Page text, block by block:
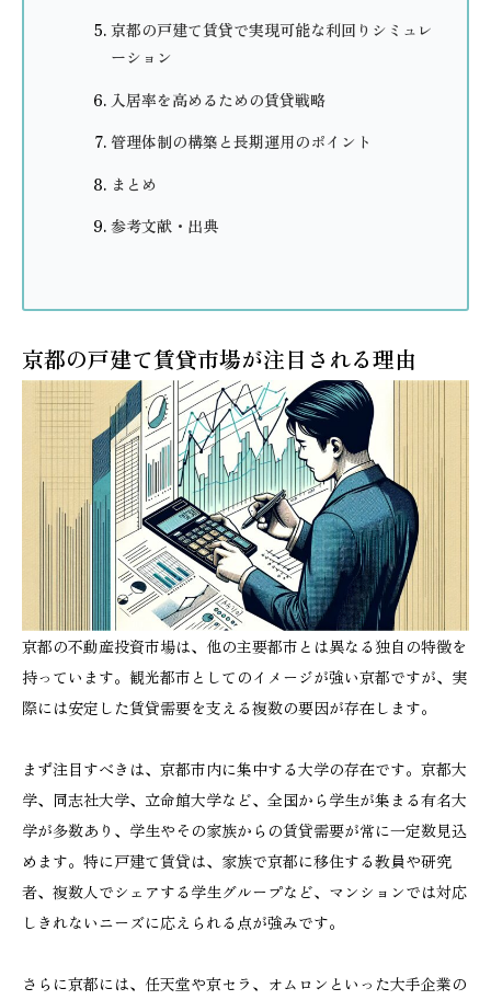
京都の戸建て賃貸で実現可能な利回りシミュレ
ーション
入居率を高めるための賃貸戦略
管理体制の構築と長期運用のポイント
まとめ
参考文献・出典
京都の戸建て賃貸市場が注目される理由
京都の不動産投資市場は、他の主要都市とは異なる独自の特徴を
持っています。観光都市としてのイメージが強い京都ですが、実
際には安定した賃貸需要を支える複数の要因が存在します。
まず注目すべきは、京都市内に集中する大学の存在です。京都大
学、同志社大学、立命館大学など、全国から学生が集まる有名大
学が多数あり、学生やその家族からの賃貸需要が常に一定数見込
めます。特に戸建て賃貸は、家族で京都に移住する教員や研究
者、複数人でシェアする学生グループなど、マンションでは対応
しきれないニーズに応えられる点が強みです。
さらに京都には、任天堂や京セラ、オムロンといった大手企業の